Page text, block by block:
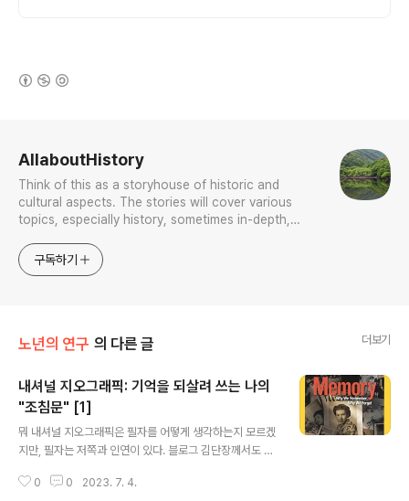
AllaboutHistory
Think of this as a storyhouse of historic and
cultural aspects. The stories will cover various
topics, especially history, sometimes in-depth,
approach will be to resist any common sense or
generalized viewpoint
구독하기
노년의 연구 의 다른 글 더보기
내셔널 지오그래픽: 기억을 되살려 쓰는 나의
"조침문" [1]
뭐 내셔널 지오그래픽은 필자를 어떻게 생각하는지 모르겠
지만, 필자는 저쪽과 인연이 있다. 블로그 김단장께서도 그
음 이 잡지를 알았을 때, 나는 이 잡지를 "사진잡지"로 소개
0 0 2023. 7. 4.